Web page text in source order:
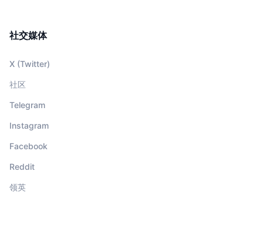
社交媒体
X (Twitter)
社区
Telegram
Instagram
Facebook
Reddit
领英